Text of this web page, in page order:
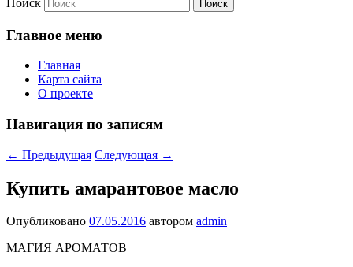
Главное меню
Главная
Карта сайта
О проекте
Навигация по записям
← Предыдущая Следующая →
Купить амарантовое масло
Опубликовано 07.05.2016 автором admin
МАГИЯ АРОМАТОВ